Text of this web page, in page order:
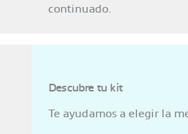
continuado.
Descubre tu kit
Te ayudamos a elegir la